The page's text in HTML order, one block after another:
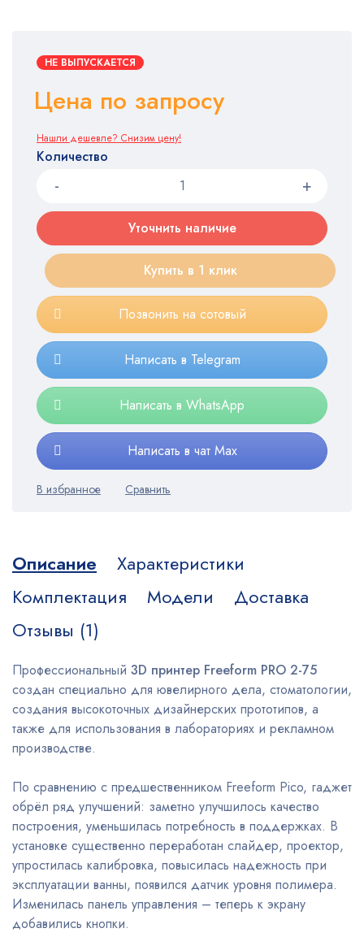
НЕ ВЫПУСКАЕТСЯ
Цена по запросу
Нашли дешевле? Снизим цену!
Количество
Уточнить наличие
Купить в 1 клик
Позвонить на сотовый
Написать в Telegram
Написать в WhatsApp
Написать в чат Max
Описание
Характеристики
Комплектация
Модели
Доставка
Отзывы (1)
Профессиональный 3D принтер Freeform PRO 2-75
создан специально для ювелирного дела, стоматологии,
создания высокоточных дизайнерских прототипов, а
также для использования в лабораториях и рекламном
производстве.
По сравнению с предшественником Freeform Pico, гаджет
обрёл ряд улучшений: заметно улучшилось качество
построения, уменьшилась потребность в поддержках. В
установке существенно переработан слайдер, проектор,
упростилась калибровка, повысилась надежность при
эксплуатации ванны, появился датчик уровня полимера.
Изменилась панель управления – теперь к экрану
добавились кнопки.